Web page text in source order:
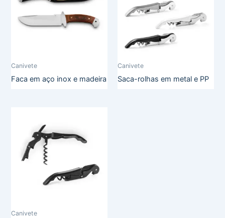
Canivete
Faca em aço inox e madeira
Canivete
Saca-rolhas em metal e PP
Canivete